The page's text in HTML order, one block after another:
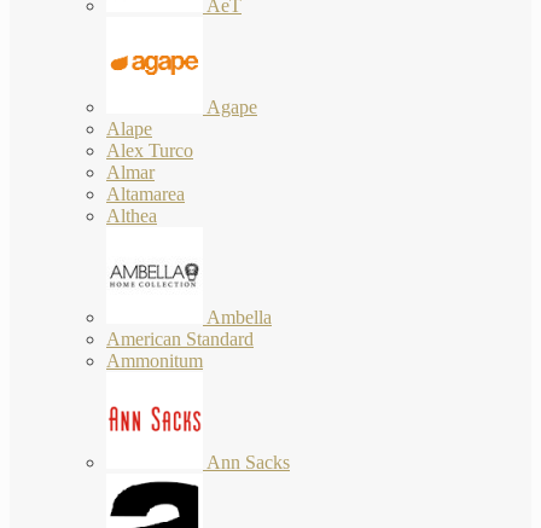
AeT
Agape
Alape
Alex Turco
Almar
Altamarea
Althea
Ambella
American Standard
Ammonitum
Ann Sacks